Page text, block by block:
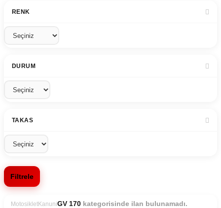
RENK
DURUM
TAKAS
Filtrele
MotosikletKanuniGV 170 kategorisinde ilan bulunamadı.